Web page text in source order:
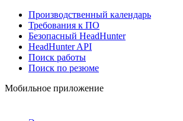
Производственный календарь
Требования к ПО
Безопасный HeadHunter
HeadHunter API
Поиск работы
Поиск по резюме
Мобильное приложение